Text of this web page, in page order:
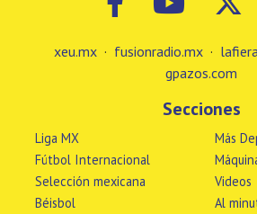
xeu.mx · fusionradio.mx ·
gpazos.com
Secciones
Liga MX
Fútbol Internacional
Selección mexicana
Béisbol
Más
Videos
Al